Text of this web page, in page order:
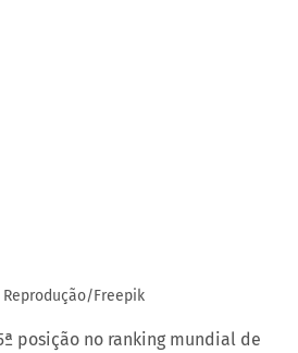
Reprodução/Freepik
posição no ranking mundial de